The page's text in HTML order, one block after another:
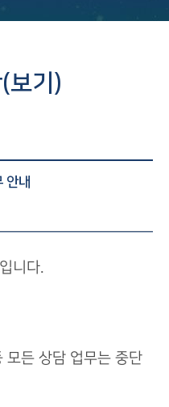
보기)
안내
니다.
모든 상담 업무는 중단